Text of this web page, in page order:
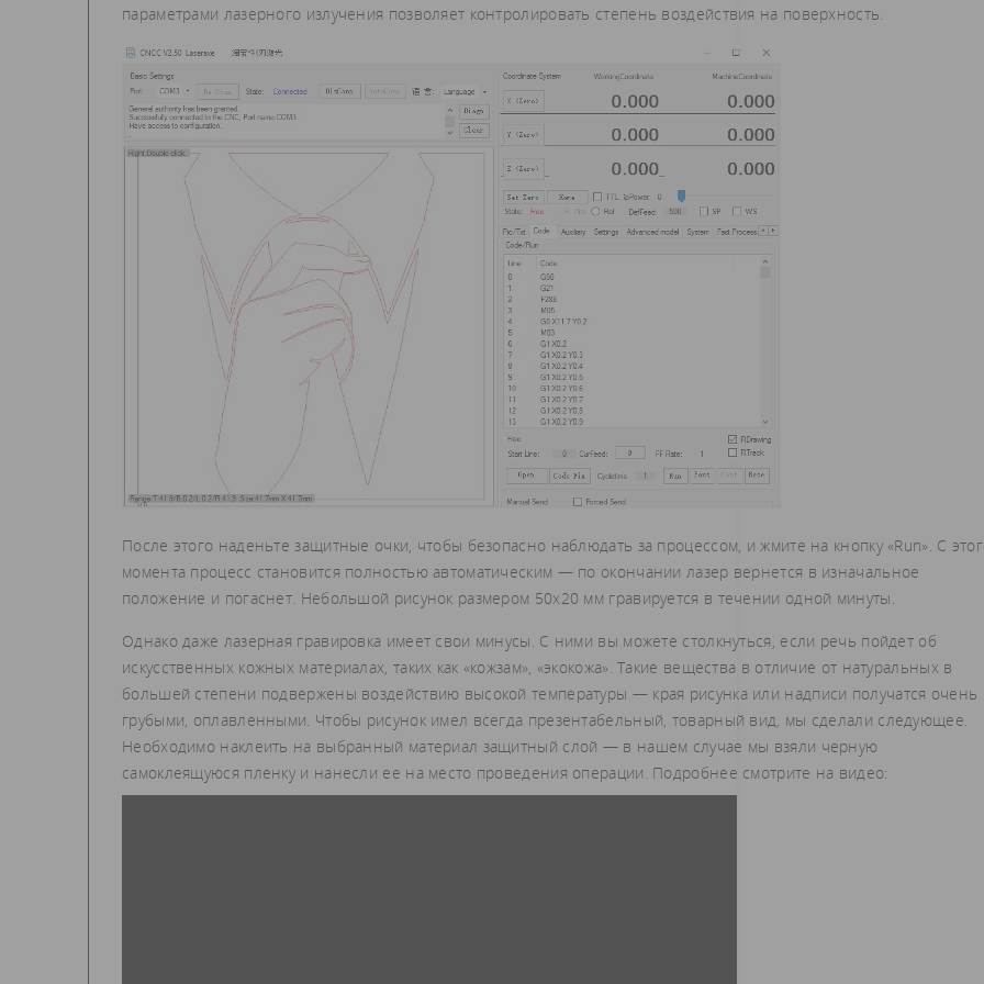
параметрами лазерного излучения позволяет контролировать степень воздействия на поверхность.
После этого наденьте защитные очки, чтобы безопасно наблюдать за процессом, и жмите на кнопку «Run». С
момента процесс становится полностью автоматическим — по окончании лазер вернется в изначальное
положение и погаснет. Небольшой рисунок размером 50х20 мм гравируется в течении одной минуты.
Однако даже лазерная гравировка имеет свои минусы. С ними вы можете столкнуться, если речь пойдет об
искусственных кожных материалах, таких как «кожзам», «экокожа». Такие вещества в отличие от натуральных в
большей степени подвержены воздействию высокой температуры — края рисунка или надписи получатся очень
грубыми, оплавленными. Чтобы рисунок имел всегда презентабельный, товарный вид, мы сделали следующее.
Необходимо наклеить на выбранный материал защитный слой — в нашем случае мы взяли черную
самоклеящуюся пленку и нанесли ее на место проведения операции. Подробнее смотрите на видео: